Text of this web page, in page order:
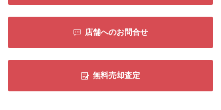
店舗へのお問合せ
無料売却査定